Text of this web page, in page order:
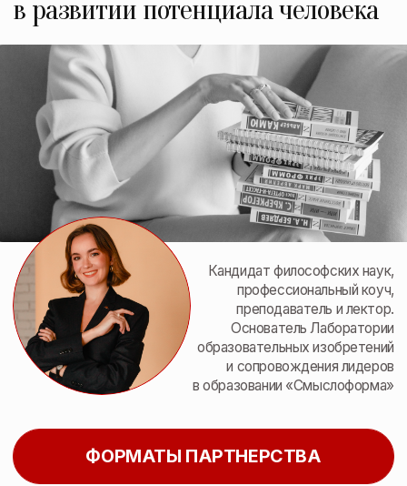
Кандидат философских наук,
профессиональный коуч,
преподаватель и лектор.
Основатель Лаборатории
образовательных изобретений
и сопровождения лидеров
в образовании «Смыслоформа»
ФОРМАТЫ ПАРТНЕРСТВА
Обо мне
Кандидат философских наук, эксперт
в образовательных антропопрактиках
Основатель и руководитель